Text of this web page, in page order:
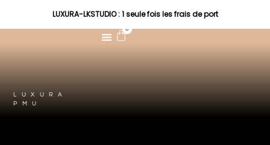
LUXURA-LKSTUDIO : 1 seule fois les frais de port
LUXURA
PMU
0